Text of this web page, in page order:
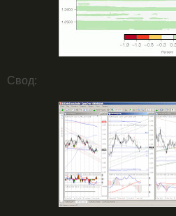
Свод: